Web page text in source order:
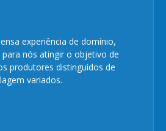
experiência de domínio,
nós atingir o objetivo de
produtores distinguidos de
variados.